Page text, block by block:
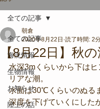
全ての記事
海況情報
生物情報
お知らせ
陸上の話
全ての記事
【8月22日】秋
朝倉
2020年8月22日 読了時間: 2
水深3mくらいから下はヒ
リアな潮。
水面は30℃くらいのぬる
深度を下げていくにした